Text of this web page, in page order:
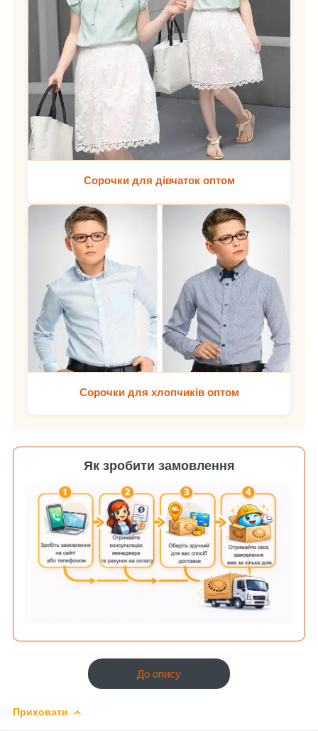
Сорочки для дівчаток оптом
Сорочки для хлопчиків оптом
Як зробити замовлення
До опису
Приховати